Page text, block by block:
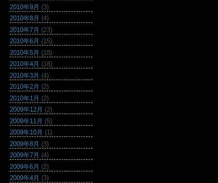
2010年9月 (3)
2010年8月 (4)
2010年7月 (23)
2010年6月 (15)
2010年5月 (18)
2010年4月 (18)
2010年3月 (4)
2010年2月 (2)
2010年1月 (2)
2009年12月 (2)
2009年11月 (5)
2009年10月 (1)
2009年8月 (3)
2009年7月 (4)
2009年6月 (2)
2009年4月 (3)